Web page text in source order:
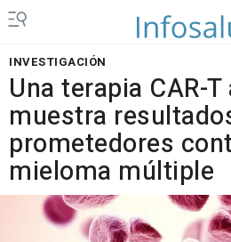
INVESTIGACIÓN
Una terapia CAR-
muestra
prometedores
mieloma múltiple